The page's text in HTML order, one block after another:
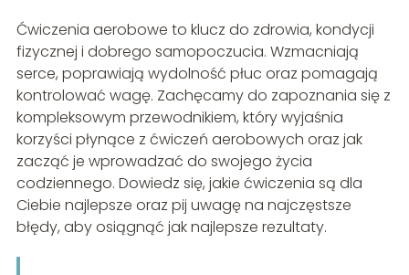
Ćwiczenia aerobowe to klucz do zdrowia, kondycji
fizycznej i dobrego samopoczucia. Wzmacniają
serce, poprawiają wydolność płuc oraz pomagają
kontrolować wagę. Zachęcamy do zapoznania się z
kompleksowym przewodnikiem, który wyjaśnia
korzyści płynące z ćwiczeń aerobowych oraz jak
zacząć je wprowadzać do swojego życia
codziennego. Dowiedz się, jakie ćwiczenia są dla
Ciebie najlepsze oraz pij uwagę na najczęstsze
błędy, aby osiągnąć jak najlepsze rezultaty.